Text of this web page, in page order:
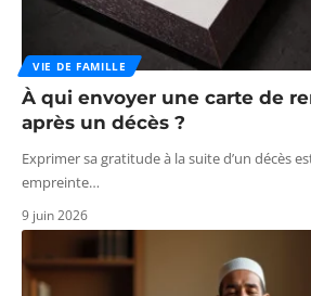
VIE DE FAMILLE
À qui envoyer une carte de
après un décès ?
Exprimer sa gratitude à la suite d’un décès
empreinte…
9 juin 2026